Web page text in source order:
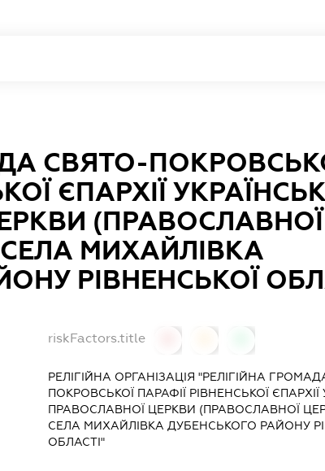
СВЯТО-
ЄПАРХІЇ
(ПРАВОСЛАВНОЇ
МИХАЙЛІВКА
РІВНЕНСЬКОЇ
riskFactors.title
РЕЛІГІЙНА ОРГАНІЗАЦІЯ "РЕЛІГІЙНА
ПОКРОВСЬКОЇ ПАРАФІЇ РІВНЕНСЬКОЇ ЄПАРХІЇ
ПРАВОСЛАВНОЇ ЦЕРКВИ (ПРАВОСЛАВНОЇ
СЕЛА МИХАЙЛІВКА ДУБЕНСЬКОГО РАЙОНУ
ОБЛАСТІ"